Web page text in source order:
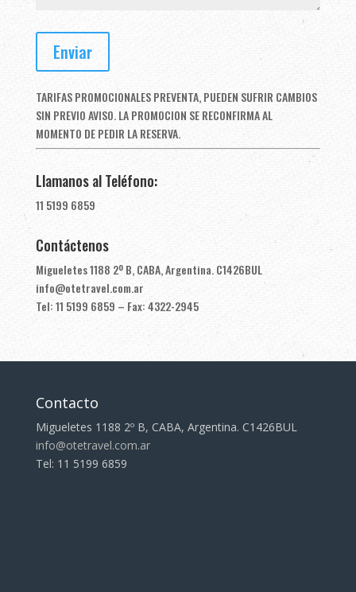
TARIFAS PROMOCIONALES PREVENTA, PUEDEN SUFRIR CAMBIOS
SIN PREVIO AVISO. LA PROMOCION SE RECONFIRMA AL
MOMENTO DE PEDIR LA RESERVA.
Llamanos al Teléfono:
11 5199 6859
Contáctenos
Migueletes 1188 2º B, CABA, Argentina. C1426BUL
info@otetravel.com.ar
Tel: 11 5199 6859 – Fax: 4322-2945
Contacto
Migueletes 1188 2º B, CABA, Argentina. C1426BUL
info@otetravel.com.ar
Tel: 11 5199 6859